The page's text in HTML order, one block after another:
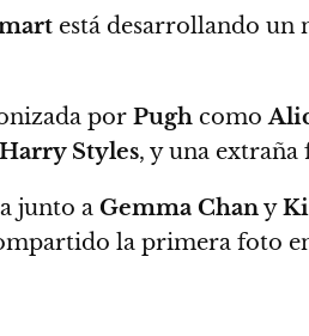
está desarrollando
por Pugh como
Harry Styles, y una
junto a Gemma Chany
la primera foto